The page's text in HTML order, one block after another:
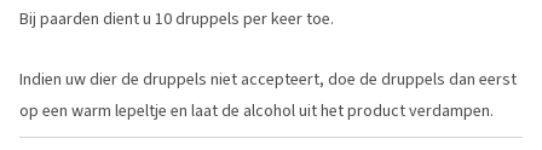
Bij paarden dient u 10 druppels per keer toe.
Indien uw dier de druppels niet accepteert, doe de druppels dan eerst
op een warm lepeltje en laat de alcohol uit het product verdampen.